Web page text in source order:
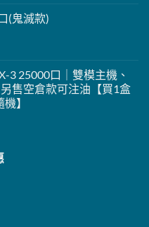
(鬼滅款)
3 25000口｜雙模主機、
售空倉款可注油【買1盒
】